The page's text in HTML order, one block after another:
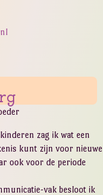
zag ik wat een
kunt zijn voor nieuwe
ook voor de periode
vak besloot ik